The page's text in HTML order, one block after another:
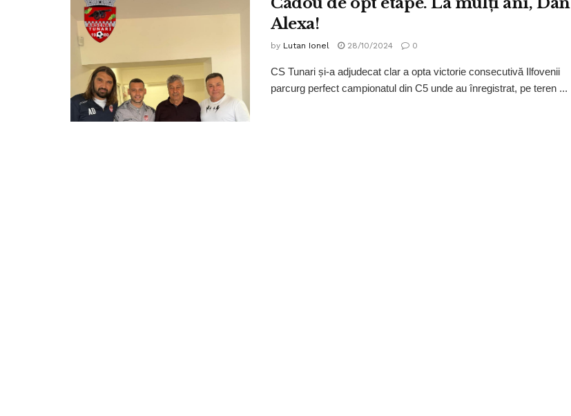
Alexa!
by Lutan Ionel 28/10/2024 0
CS Tunari și-a adjudecat clar a opta victorie consecutivă Ilfovenii
parcurg perfect campionatul din C5 unde au înregistrat, pe teren ...